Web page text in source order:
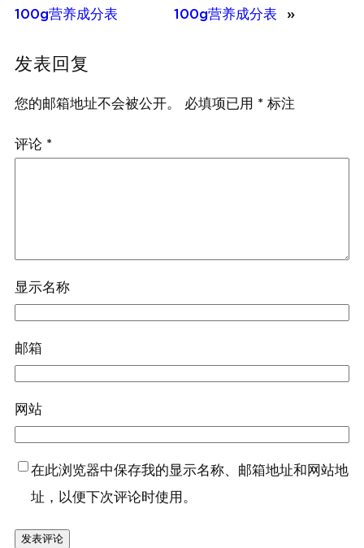
100g营养成分表
100g营养成分表
»
发表回复
您的邮箱地址不会被公开。 必填项已用 * 标注
评论 *
显示名称
邮箱
网站
在此浏览器中保存我的显示名称、邮箱地址和网站地
址，以便下次评论时使用。